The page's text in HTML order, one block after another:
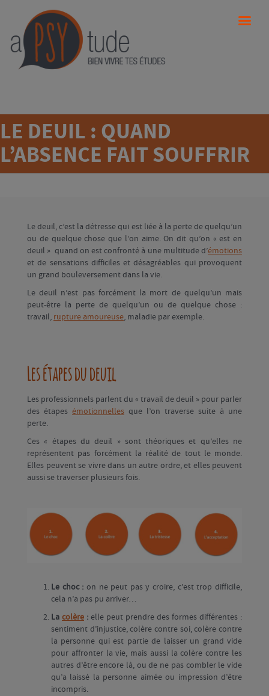
LE DEUIL : QUAND
L’ABSENCE FAIT SOUFFRIR
Le deuil, c’est la détresse qui est liée à la perte de quelqu’un
ou de quelque chose que l’on aime. On dit qu’on « est en
deuil » quand on est confronté à une multitude d’émotions
et de sensations difficiles et désagréables qui provoquent
un grand bouleversement dans la vie.
Le deuil n’est pas forcément la mort de quelqu’un mais
peut-être la perte de quelqu’un ou de quelque chose :
travail, rupture amoureuse, maladie par exemple.
Les étapes du deuil
Les professionnels parlent du « travail de deuil » pour parler
des étapes émotionnelles que l’on traverse suite à une
perte.
Ces « étapes du deuil » sont théoriques et qu’elles ne
représentent pas forcément la réalité de tout le monde.
Elles peuvent se vivre dans un autre ordre, et elles peuvent
aussi se traverser plusieurs fois.
Le choc : on ne peut pas y croire, c’est trop difficile,
cela n’a pas pu arriver…
La colère : elle peut prendre des formes différentes :
sentiment d’injustice, colère contre soi, colère contre
la personne qui est partie de laisser un grand vide
pour affronter la vie, mais aussi la colère contre les
autres d’être encore là, ou de ne pas combler le vide
qu’a laissé la personne aimée ou impression d’être
incompris.